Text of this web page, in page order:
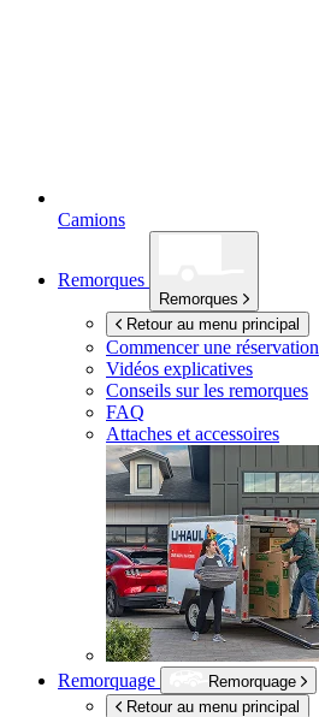
Camions
Remorques
Remorques
Retour au menu principal
Commencer une réservation
Vidéos explicatives
Conseils sur les remorques
FAQ
Attaches et accessoires
Remorquage
Remorquage
Retour au menu principal